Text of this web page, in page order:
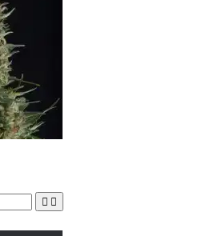
 